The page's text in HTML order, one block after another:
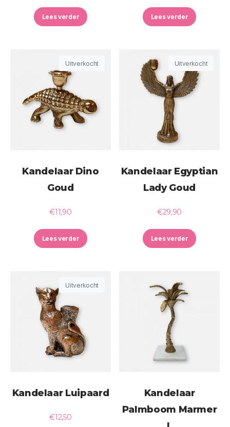
Lees verder Lees verder
Uitverkocht
Kandelaar Dino
Goud
€11,90
Lees verder
Uitverkocht
Kandelaar Egyptian
Lady Goud
€29,90
Lees verder
Uitverkocht
Kandelaar Luipaard
€12,50
Kandelaar
Palmboom Marmer